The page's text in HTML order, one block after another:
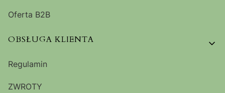
Oferta B2B
OBSŁUGA KLIENTA
Regulamin
ZWROTY